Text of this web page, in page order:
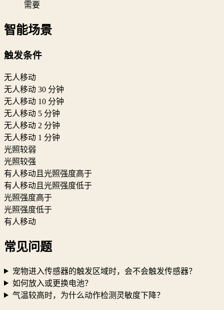
需要
智能场景
触发条件
无人移动
无人移动 30 分钟
无人移动 10 分钟
无人移动 5 分钟
无人移动 2 分钟
无人移动 1 分钟
光照较弱
光照较强
有人移动且光照强度高于
有人移动且光照强度低于
光照强度高于
光照强度低于
有人移动
常见问题
宠物进入传感器的触发区域时，会不会触发传感器？
如何放入或更换电池？
气温较高时，为什么动作检测灵敏度下降？